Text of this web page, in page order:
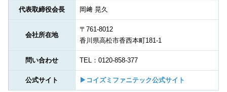
代表取締役会長 岡﨑 晃久
会社所在地
〒761-8012
香川県高松市香西本町181-1
問い合わせ TEL：0120-858-377
公式サイト ▶コイズミファニテック公式サイト